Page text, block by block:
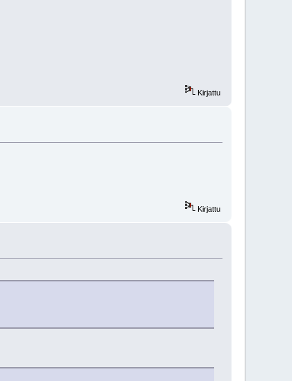
Kirjattu
Kirjattu